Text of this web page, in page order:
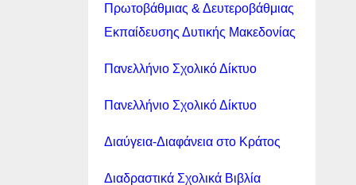
Πρωτοβάθμιας & Δευτεροβάθμιας
Εκπαίδευσης Δυτικής Μακεδονίας
Πανελλήνιο Σχολικό Δίκτυο
Πανελλήνιο Σχολικό Δίκτυο
Διαύγεια-Διαφάνεια στο Κράτος
Διαδραστικά Σχολικά Βιβλία